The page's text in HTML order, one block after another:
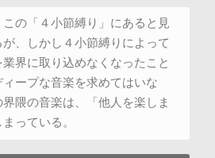
の「４小節縛り」にあると見
、しかし４小節縛りによって
界に取り込めなくなったこと
ープな音楽を求めてはいな
隈の音楽は、「他人を楽しま
っている。